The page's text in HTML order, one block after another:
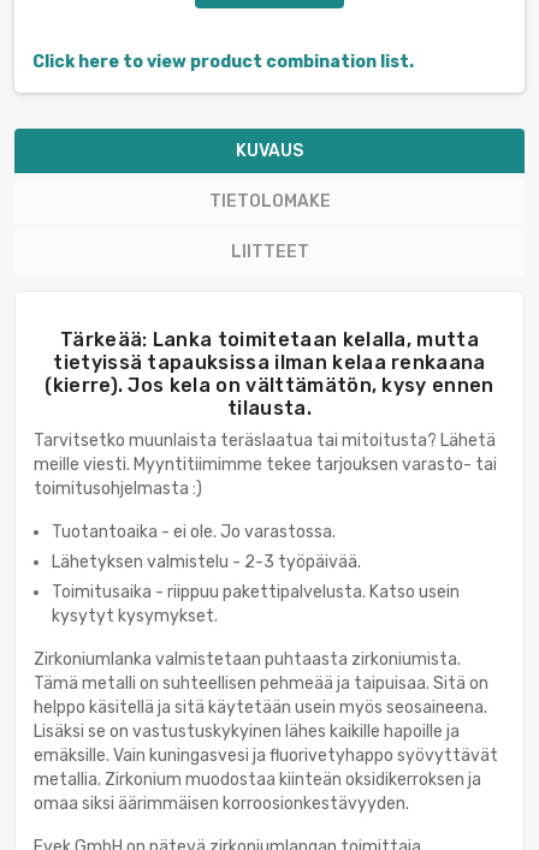
Click here to view product combination list.
KUVAUS
TIETOLOMAKE
LIITTEET
Tärkeää: Lanka toimitetaan kelalla, mutta
tietyissä tapauksissa ilman kelaa renkaana
(kierre). Jos kela on välttämätön, kysy ennen
tilausta.
Tarvitsetko muunlaista teräslaatua tai mitoitusta? Lähetä
meille viesti. Myyntitiimimme tekee tarjouksen varasto- tai
toimitusohjelmasta :)
Tuotantoaika - ei ole. Jo varastossa.
Lähetyksen valmistelu - 2-3 työpäivää.
Toimitusaika - riippuu pakettipalvelusta. Katso usein
kysytyt kysymykset.
Zirkoniumlanka valmistetaan puhtaasta zirkoniumista.
Tämä metalli on suhteellisen pehmeää ja taipuisaa. Sitä on
helppo käsitellä ja sitä käytetään usein myös seosaineena.
Lisäksi se on vastustuskykyinen lähes kaikille hapoille ja
emäksille. Vain kuningasvesi ja fluorivetyhappo syövyttävät
metallia. Zirkonium muodostaa kiinteän oksidikerroksen ja
omaa siksi äärimmäisen korroosionkestävyyden.